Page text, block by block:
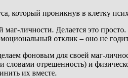
который проникнув в клетку
личности. Делается это
отклик – оно не
фоновым для своей маг-
словами отрешенность) и
их вместе.